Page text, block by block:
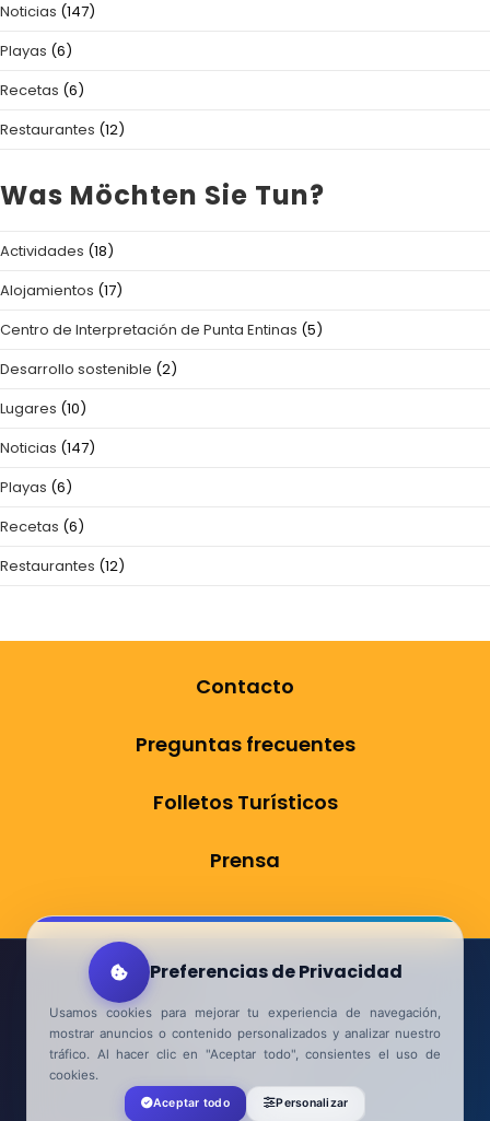
Noticias (147)
Playas (6)
Recetas (6)
Restaurantes (12)
Was Möchten Sie Tun?
Actividades (18)
Alojamientos (17)
Centro de Interpretación de Punta Entinas (5)
Desarrollo sostenible (2)
Lugares (10)
Noticias (147)
Playas (6)
Recetas (6)
Restaurantes (12)
Contacto
Preguntas frecuentes
Folletos Turísticos
Prensa
Preferencias de Privacidad
Usamos cookies para mejorar tu experiencia de navegación,
mostrar anuncios o contenido personalizados y analizar nuestro
tráfico. Al hacer clic en "Aceptar todo", consientes el uso de
cookies.
Aceptar todo Personalizar
Aviso Legal
Política de Privacidad
Contacta